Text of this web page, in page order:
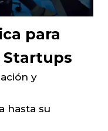
para
Startups
y
hasta su